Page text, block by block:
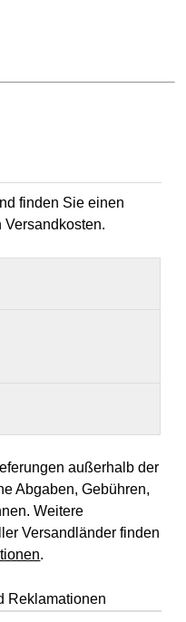
finden Sie einen
außerhalb der
Abgaben, Gebühren,
Weitere
Versandländer finden
.
Reklamationen